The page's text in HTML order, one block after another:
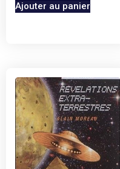
Ajouter au panier